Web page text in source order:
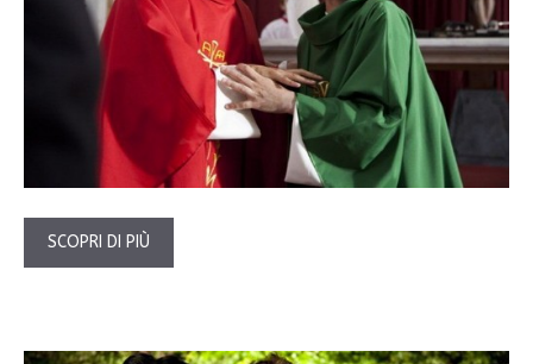
SCOPRI DI PIÙ